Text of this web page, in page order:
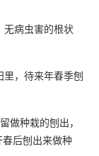
无病虫害的根状
，待来年春季刨
做种栽的刨出，
后刨出来做种